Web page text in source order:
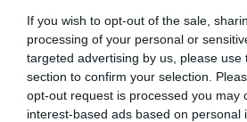
If you wish to opt-out of the sale,
processing of your personal or
targeted advertising by us, please use
section to confirm your selection.
opt-out request is processed you may
interest-based ads based on personal
εμπρός». Συνέχισε λέγοντας
«έχει πλησιάσει την ειρήνη
κάλεσε όλες τις πλευρές να
συμφωνία χωρίς